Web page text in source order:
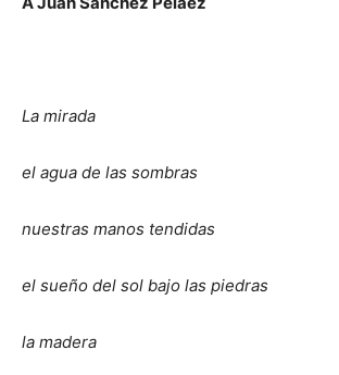
La mirada
el agua de las sombras
nuestras manos tendidas
el sueño del sol bajo las piedras
la madera